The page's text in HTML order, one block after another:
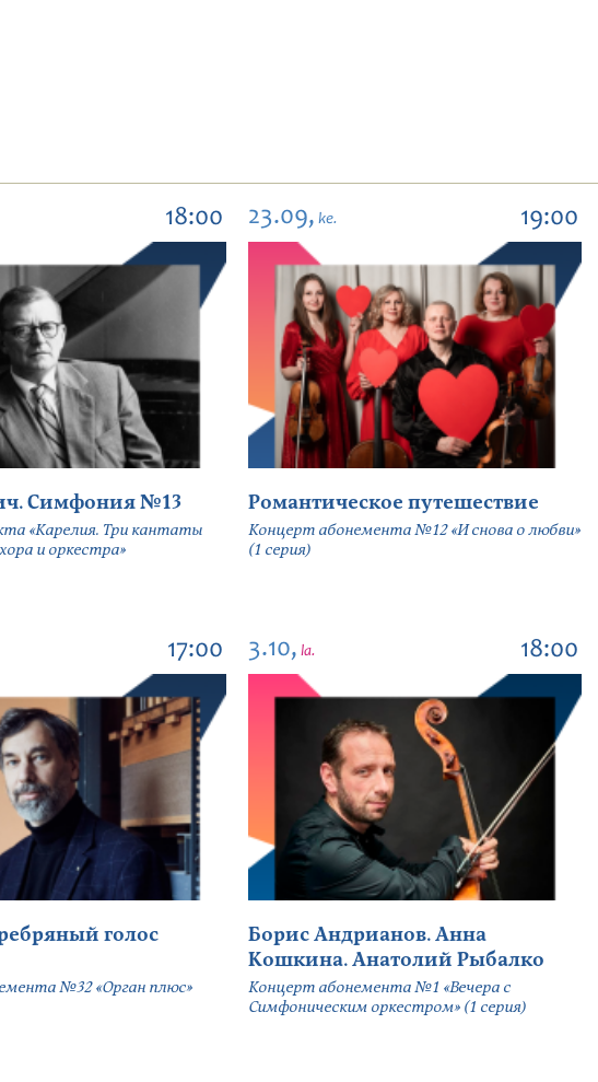
18:00
Симфония №13
«Карелия. Три кантаты
и оркестра»
23.09, ke. 19:00
Романтическое путешествие
Концерт абонемента №12 «И снова о любви»
(1 серия)
17:00
голос
№32 «Орган плюс»
3.10, la. 18:00
Борис Андрианов. Анна
Кошкина. Анатолий Рыбалко
Концерт абонемента №1 «Вечера с
Симфоническим оркестром» (1 серия)